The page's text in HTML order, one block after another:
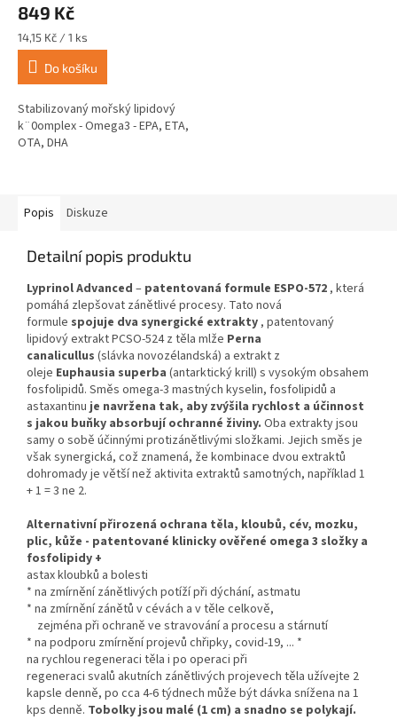
produktu
je
5,0
5
hvězdiček.
849 Kč
Měrná
cena:
14,15 Kč / 1 ks
Do košíku
Stabilizovaný mořský lipidový
k¨0omplex - Omega3 - EPA, ETA,
OTA, DHA
Popis Diskuze
Detailní popis produktu
Lyprinol Advanced – patentovaná formule ESPO-572 , která
pomáhá zlepšovat zánětlivé procesy. Tato nová
formule spojuje dva synergické extrakty , patentovaný
lipidový extrakt PCSO-524 z těla mlže Perna
canalicullus (slávka novozélandská) a extrakt z
oleje Euphausia superba (antarktický krill) s vysokým obsahem
fosfolipidů. Směs omega-3 mastných kyselin, fosfolipidů a
astaxantinu je navržena tak, aby zvýšila rychlost a účinnost
s jakou buňky absorbují ochranné živiny. Oba extrakty jsou
samy o sobě účinnými protizánětlivými složkami. Jejich směs je
však synergická, což znamená, že kombinace dvou extraktů
dohromady je větší než aktivita extraktů samotných, například 1
+ 1 = 3 ne 2.
Alternativní přirozená ochrana těla, kloubů, cév, mozku,
plic, kůže - patentované klinicky ověřené omega 3 složky a
fosfolipidy +
astax kloubků a bolesti
* na zmírnění zánětlivých potíží při dýchání, astmatu
* na zmírnění zánětů v cévách a v těle celkově,
zejména při ochraně ve stravování a procesu a stárnutí
* na podporu zmírnění projevů chřipky, covid-19, ... *
na rychlou regeneraci těla i po operaci při
regeneraci svalů akutních zánětlivých projevech těla užívejte 2
kapsle denně, po cca 4-6 týdnech může být dávka snížena na 1
kps denně. Tobolky jsou malé (1 cm) a snadno se polykají.